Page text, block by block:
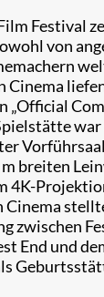
Festival
von
Cinema
„Official
breiten
4K-
Cinema
zwischen
End und